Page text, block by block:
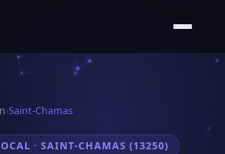
›Saint-Chamas
· SAINT-CHAMAS (13250)